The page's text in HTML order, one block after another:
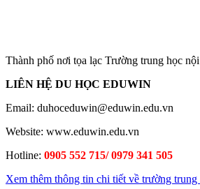
Thành phố nơi tọa lạc Trường trung học
LIÊN HỆ DU HỌC EDUWIN
Email: duhoceduwin@eduwin.edu.vn
Website: www.eduwin.edu.vn
Hotline: 0905 552 715/ 0979 341 505
Xem thêm thông tin chi tiết về trường trung